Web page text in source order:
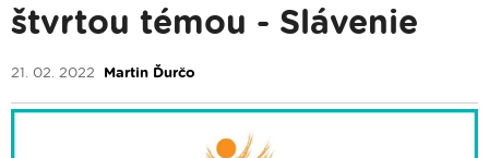
štvrtou témou - Slávenie
21. 02. 2022 Martin Ďurčo